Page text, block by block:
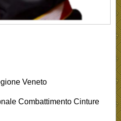
Veneto
Combattimento Cinture